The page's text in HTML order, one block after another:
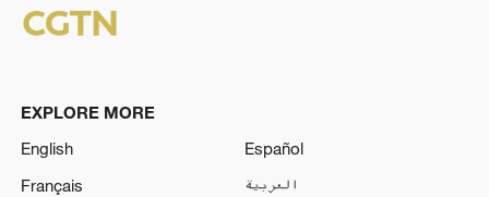
EXPLORE MORE
English
Español
Français
العربية